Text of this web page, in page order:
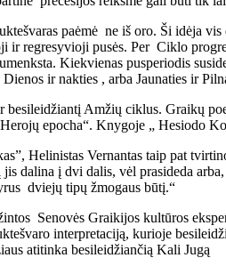
paėmė ne iš oro. Ši idėja
regresyvioji pusės. Per Ciklo
Kiekvienas pusperiodis
ir nakties , arba Jaunaties ir
Amžių ciklus. Graikų
epocha“. Knygoje „ Hesiodo
Helinistas Vernantas taip pat
dalina į dvi dalis, vėl prasideda
dviejų tipų žmogaus būtį.“
Senovės Graikijos kultūros
interpretaciją, kurioje
atitinka besileidžiančią Kali Jugą